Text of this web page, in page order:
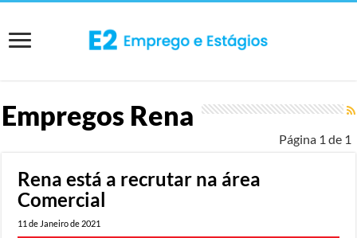
Empregos Rena
Página 1 de 1
Rena está a recrutar na área
Comercial
11 de Janeiro de 2021